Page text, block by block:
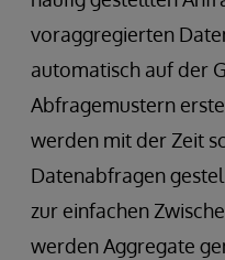
voraggregierten
automatisch auf der
Abfragemustern
werden mit der Zeit
Datenabfragen
zur einfachen
werden Aggregate